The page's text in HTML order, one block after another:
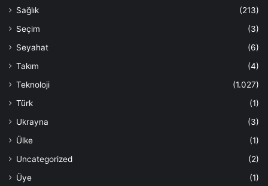
Sağlık
(213)
Seçim
(3)
Seyahat
(6)
Takım
(4)
Teknoloji
(1.027)
Türk
(1)
Ukrayna
(3)
Ülke
(1)
Uncategorized
(2)
Üye
(1)